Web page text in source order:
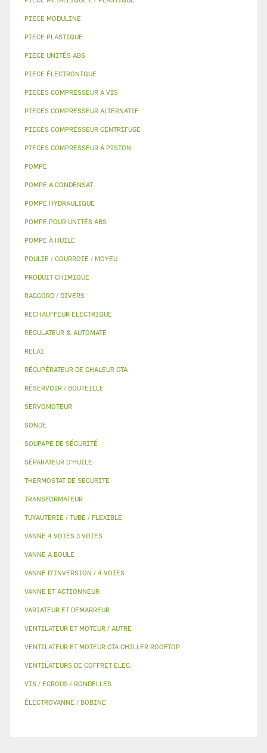
PIECE MODULINE
PIECE PLASTIQUE
PIECE UNITÉS ABS
PIECE ÉLECTRONIQUE
PIECES COMPRESSEUR A VIS
PIECES COMPRESSEUR ALTERNATIF
PIECES COMPRESSEUR CENTRIFUGE
PIECES COMPRESSEUR À PISTON
POMPE
POMPE A CONDENSAT
POMPE HYDRAULIQUE
POMPE POUR UNITÉS ABS
POMPE À HUILE
POULIE / COURROIE / MOYEU
PRODUIT CHIMIQUE
RACCORD / DIVERS
RECHAUFFEUR ELECTRIQUE
REGULATEUR & AUTOMATE
RELAI
RÉCUPÉRATEUR DE CHALEUR CTA
RÉSERVOIR / BOUTEILLE
SERVOMOTEUR
SONDE
SOUPAPE DE SÉCURITÉ
SÉPARATEUR D'HUILE
THERMOSTAT DE SECURITE
TRANSFORMATEUR
TUYAUTERIE / TUBE / FLEXIBLE
VANNE 4 VOIES 3 VOIES
VANNE A BOULE
VANNE D’INVERSION / 4 VOIES
VANNE ET ACTIONNEUR
VARIATEUR ET DEMARREUR
VENTILATEUR ET MOTEUR / AUTRE
VENTILATEUR ET MOTEUR CTA CHILLER ROOFTOP
VENTILATEURS DE COFFRET ELEC.
VIS / ECROUS / RONDELLES
ÉLECTROVANNE / BOBINE